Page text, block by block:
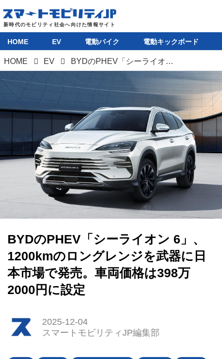
HOME EV 電動バイク 電動キックボード
HOME EV BYDのPHEV「シーライオン 6」、1200kmのロングレンジを武器に日本市場で発売。車両価格は398万2000円に設定
BYDのPHEV「シーライオン 6」、
1200kmのロングレンジを武器に日
本市場で発売。車両価格は398万
2000円に設定
2025-12-04
スマートモビリティJP編集部